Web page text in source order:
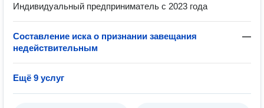
Индивидуальный предприниматель с 2023 года
Составление иска о признании завещания
недействительным
—
Ещё 9 услуг